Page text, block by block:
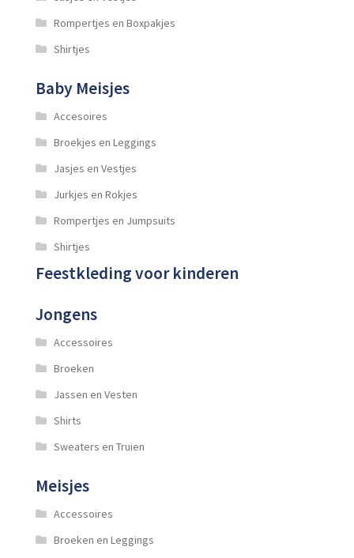
Rompertjes en Boxpakjes
Shirtjes
Baby Meisjes
Accesoires
Broekjes en Leggings
Jasjes en Vestjes
Jurkjes en Rokjes
Rompertjes en Jumpsuits
Shirtjes
Feestkleding voor kinderen
Jongens
Accessoires
Broeken
Jassen en Vesten
Shirts
Sweaters en Truien
Meisjes
Accessoires
Broeken en Leggings